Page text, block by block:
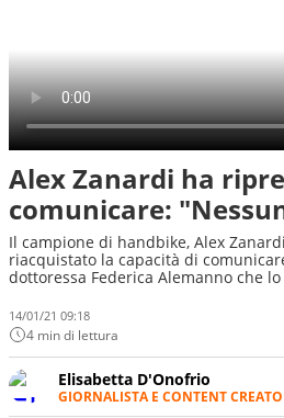
Alex Zanardi ha
comunicare:
Il campione di handbike, Alex
riacquistato la capacità di
dottoressa Federica Alemanno che
14/01/21 09:18
4 min di lettura
Elisabetta D'Onofrio
GIORNALISTA E CONTENT